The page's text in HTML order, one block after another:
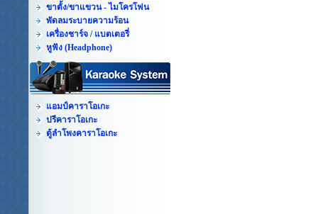
ขาตั้ง/ขาแขวน - ไมโครโฟน
พัดลมระบายความร้อน
เครื่องชาร์จ / แบตเตอรี่
หูฟัง (Headphone)
แอมป์คาราโอเกะ
ปรีคาราโอเกะ
ตู้ลำโพงคาราโอเกะ